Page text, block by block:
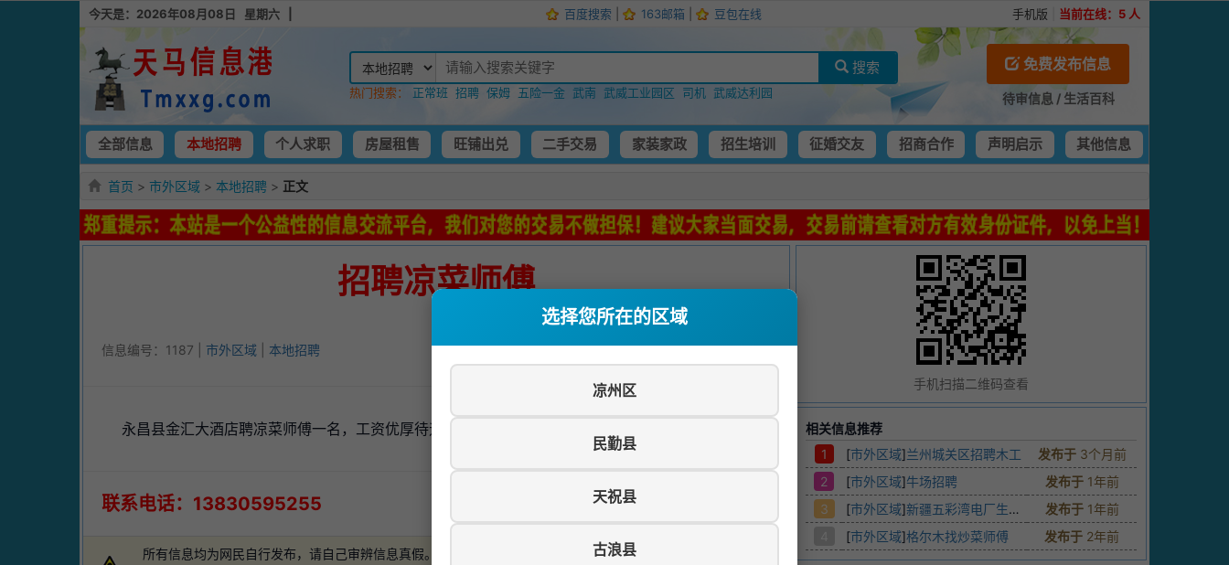
今天是：2026年08月08日 星期六 | 百度搜索 163邮箱 豆包在线 手机版 当前在线： 5 人
搜索
热门搜索： 正常班 招聘 保姆 五险一金 武南 武威工业园区 司机 武威达利园
免费发布信息
待审信息 / 生活百科
选择您所在的区域
凉州区
民勤县
天祝县
古浪县
全部信息 本地招聘 个人求职 房屋租售 旺铺出兑 二手交易 家装家政 招生培训 征婚交友 招商合作 声明启示 其他信息
首页 > 市外区域 > 本地招聘 > 正文
招聘凉菜师傅
信息编号：1187 | 市外区域 本地招聘 发布时间：2023-08-18 04:42:04
永昌县金汇大酒店聘凉菜师傅一名，工资优厚待遇面谈！ 联系电话：13830595255
联系电话：13830595255
所有信息均为网民自行发布，请自己审辨信息真假。
手机扫描二维码查看
相关信息推荐
1
[市外区域]兰州城关区招聘木工 发布于 3个月前
2
[市外区域]牛场招聘 发布于 1年前
3
[市外区域]新疆五彩湾电厂生活区招聘人员 发布于 1年前
[市外区域]格尔木找炒菜师傅 发布于 2年前